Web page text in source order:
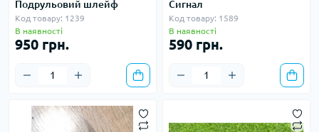
Подрульовий шлейф
Код товару: 1239
В наявності
950 грн.
Сигнал
Код товару: 1589
В наявності
590 грн.